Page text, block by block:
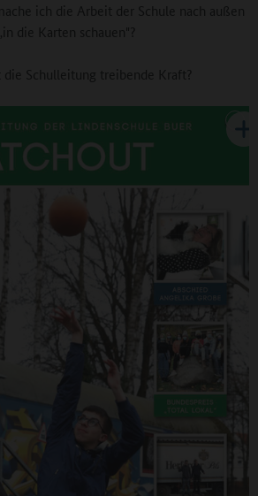
ich die Arbeit der Schule nach außen
die Karten schauen"?
die Schulleitung treibende Kraft?